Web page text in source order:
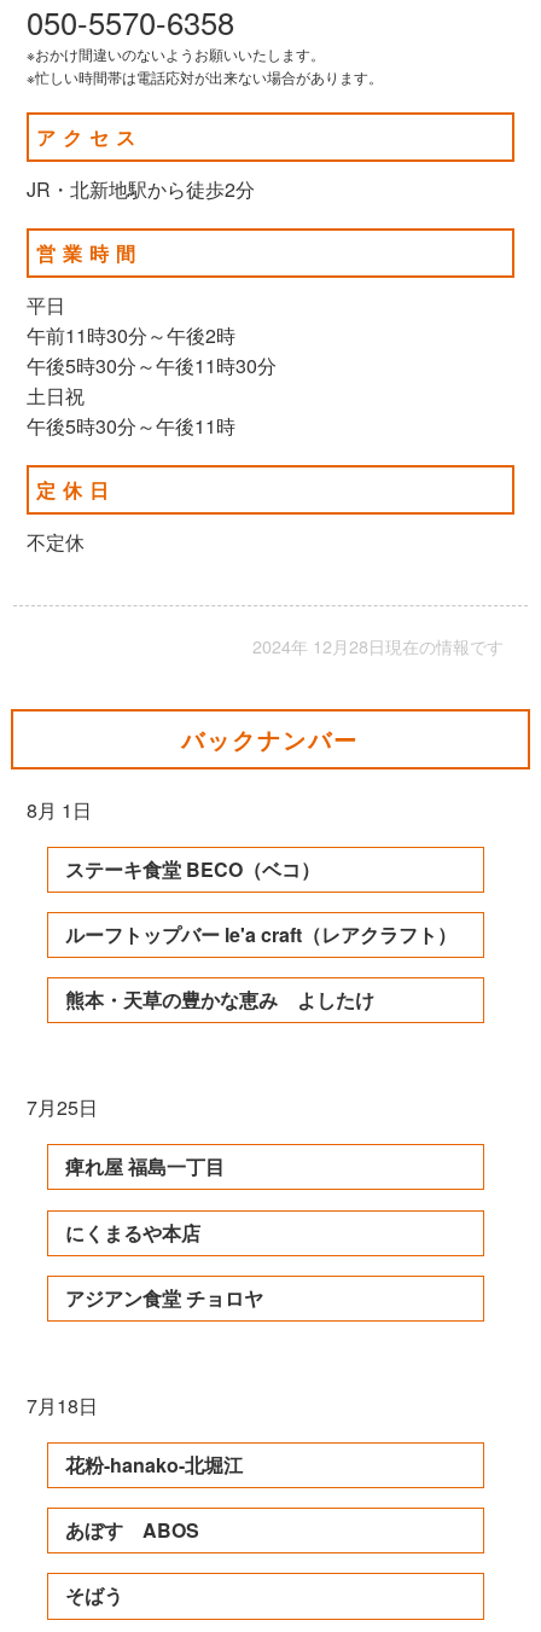
050-5570-6358
※おかけ間違いのないようお願いいたします。
※忙しい時間帯は電話応対が出来ない場合があります。
アクセス
JR・北新地駅から徒歩2分
営業時間
平日
午前11時30分～午後2時
午後5時30分～午後11時30分
土日祝
午後5時30分～午後11時
定休日
不定休
2024年 12月28日現在の情報です
バックナンバー
8月 1日
ステーキ食堂 BECO（ベコ）
ルーフトップバー le'a craft（レアクラフト）
熊本・天草の豊かな恵み よしたけ
7月25日
痺れ屋 福島一丁目
にくまるや本店
アジアン食堂 チョロヤ
7月18日
花粉-hanako-北堀江
あぼす ABOS
そばう